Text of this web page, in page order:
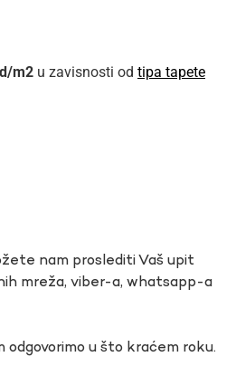
u zavisnosti od tipa tapete
nam proslediti Vaš upit
mreža, viber-a, whatsapp-a
odgovorimo u što kraćem roku.